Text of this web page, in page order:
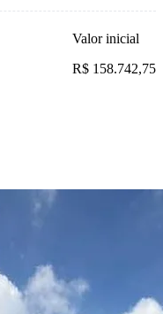
Valor inicial
R$ 158.742,75